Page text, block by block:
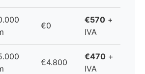
€0
€570 +
IVA
€4.800
€470 +
IVA